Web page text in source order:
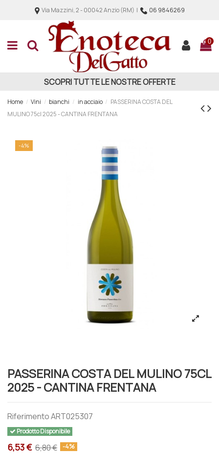
Via Mazzini, 2 - 00042 Anzio (RM) | 06 9846269
0
SCOPRI TUTTE LE NOSTRE OFFERTE
Home Vini bianchi in acciaio
PASSERINA COSTA DEL
MULINO 75cl 2025 - CANTINA FRENTANA
-4%
PASSERINA COSTA DEL MULINO 75CL
2025 - CANTINA FRENTANA
RiferimentoART025307
Prodotto Disponibile
6,53 € 6,80 € -4%